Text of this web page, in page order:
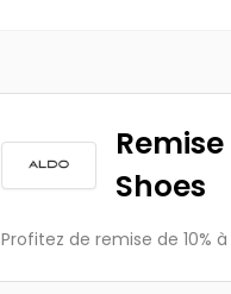
Shoes
Profitez de remise de 10%